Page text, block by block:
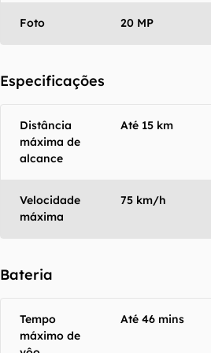
Foto 20 MP
Especificações
Distância
máxima de
alcance
Até 15 km
Velocidade
máxima
75 km/h
Bateria
Tempo
máximo de
Até 46 mins
fornecidas "como estão",